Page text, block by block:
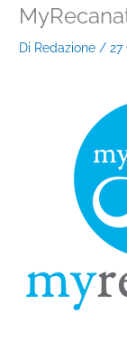
Di Redazione /27